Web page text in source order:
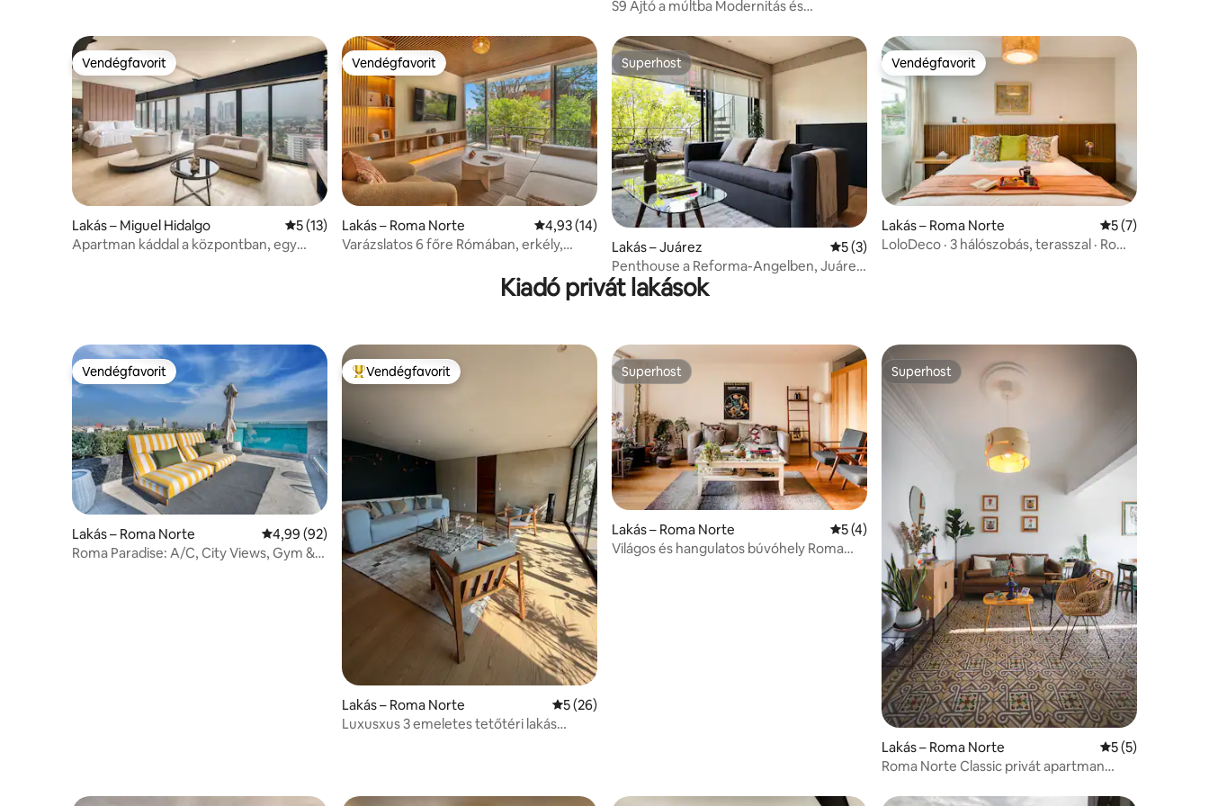
S9 Ajtó a múltba Modernitás és
Vendégfavorit
Vendégfavorit
Lakás – Miguel Hidalgo Átlagos értékelés: 5/5, 13 vélemény
5 (13)
Apartman káddal a központban, egy
Vendégfavorit
Vendégfavorit
Lakás – Roma Norte Átlagos értékelés: 5/4,93, 14 vélemény
4,93 (14)
Varázslatos 6 főre Rómában, erkély,
Superhost
Superhost
Lakás – Juárez Átlagos értékelés: 5/5, 3 vélemény
5 (3)
Penthouse a Reforma-Angelben, Juárez
negyedben
Vendégfavorit
Vendégfavorit
Lakás – Roma Norte Átlagos
5 (7)
LoloDeco · 3 hálószobás, terasszal · Roma
Kiadó privát lakások
Vendégfavorit
Vendégfavorit
Lakás – Roma Norte Átlagos értékelés: 5/4,99, 92 vélemény
4,99 (92)
Roma Paradise: A/C, City Views, Gym &
Kiemelt vendégfavorit
Vendégfavorit
Lakás – Roma Norte Átlagos értékelés: 5/5, 26 vélemény
5 (26)
Luxusxus 3 emeletes tetőtéri lakás
Superhost
Superhost
Lakás – Roma Norte Átlagos értékelés: 5/5, 4 vélemény
5 (4)
Világos és hangulatos búvóhely Roma
Superhost
Superhost
Lakás – Roma Norte Átlagos
5 (5)
Roma Norte Classic privát apartman